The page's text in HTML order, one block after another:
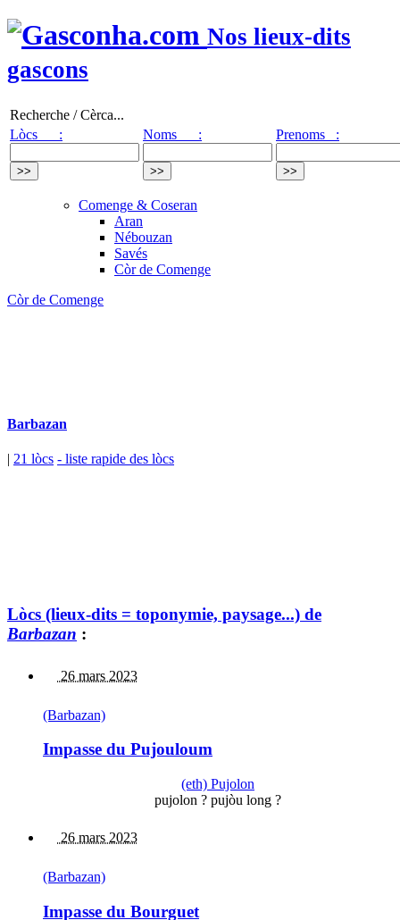
Nos lieux-dits
gascons
Recherche / Cèrca...
Lòcs :
Noms : Prenoms :
Comenge & Coseran
Aran
Nébouzan
Savés
Còr de Comenge
Còr de Comenge
Barbazan
| 21 lòcs - liste rapide des lòcs
Lòcs (lieux-dits = toponymie, paysage...) de
Barbazan :
26 mars 2023
(Barbazan)
Impasse du Pujouloum
(eth) Pujolon
pujolon ? pujòu long ?
26 mars 2023
(Barbazan)
Impasse du Bourguet